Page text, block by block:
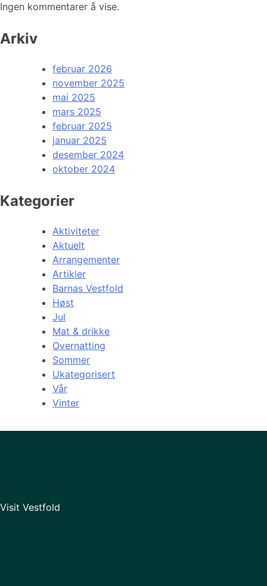
Ingen kommentarer å vise.
Arkiv
februar 2026
november 2025
mai 2025
mars 2025
februar 2025
januar 2025
desember 2024
oktober 2024
Kategorier
Aktiviteter
Aktuelt
Arrangementer
Artikler
Barnas Vestfold
Høst
Jul
Mat & drikke
Overnatting
Sommer
Ukategorisert
Vår
Vinter
Visit Vestfold